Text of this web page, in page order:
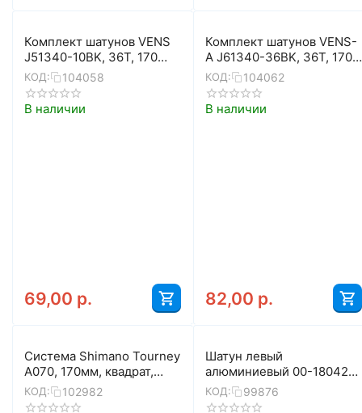
Комплект шатунов VENS
J51340-10BK, 36T, 170
мм, BCD 104 мм, 1x10 ск.
КОД: 104058
В наличии
69,00 р.
Комплект шатунов VENS-
A J61340-36BK, 36T, 170
мм, BCD 104 мм
КОД: 104062
В наличии
82,00 р.
Система Shimano Tourney
A070, 170мм, квадрат,
50/34, с болтами и
защитой (черный)
КОД: 102982
Шатун левый
алюминиевый 00-180422
кв. 152 мм (чёрный)
КОД: 99876